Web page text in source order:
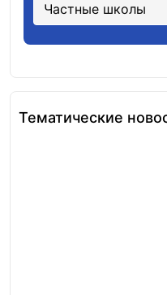
Частные школы
Тематические